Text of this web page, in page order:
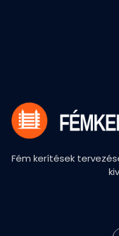
Fém kerítések